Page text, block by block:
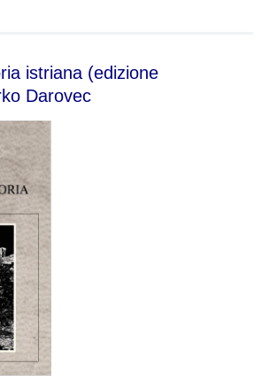
istriana (edizione
Darovec